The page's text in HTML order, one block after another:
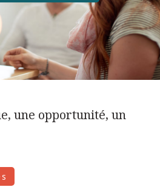
une opportunité, un